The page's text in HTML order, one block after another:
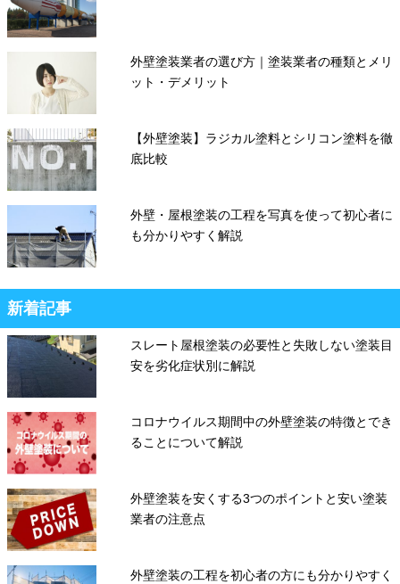
外壁塗装業者の選び方｜塗装業者の種類とメリ
ット・デメリット
【外壁塗装】ラジカル塗料とシリコン塗料を徹
底比較
外壁・屋根塗装の工程を写真を使って初心者に
も分かりやすく解説
新着記事
スレート屋根塗装の必要性と失敗しない塗装目
安を劣化症状別に解説
コロナウイルス期間中の外壁塗装の特徴とでき
ることについて解説
外壁塗装を安くする3つのポイントと安い塗装
業者の注意点
外壁塗装の工程を初心者の方にも分かりやすく